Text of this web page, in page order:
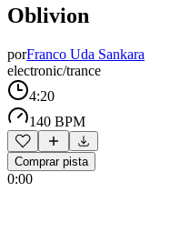
Oblivion
porFranco Uda Sankara
electronic/trance
4:20
140 BPM
Comprar pista
0:00